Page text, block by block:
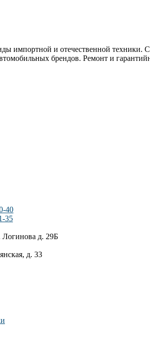
импортной и отечественной техники.
брендов. Ремонт и
40
35
д. 29Б
д. 33